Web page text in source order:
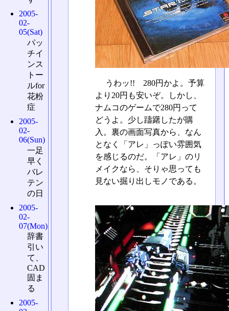
うわッ!! 280円かよ。予算
より20円も安いぞ。しかし、
ナムコのゲームで280円って
どうよ。少し躊躇したが購
入。裏の画面写真から、なん
となく「アレ」っぽい雰囲気
を感じるのだ。「アレ」のリ
メイクなら、そりゃ思っても
見ない掘り出しモノである。
2005-
02-
05(Sat)
パッ
チイ
ンス
トー
ルfor
花粉
症
2005-
02-
06(Sun)
一足
早く
バレ
テン
の日
2005-
02-
07(Mon)
辞書
引い
て、
CAD
固ま
る
2005-